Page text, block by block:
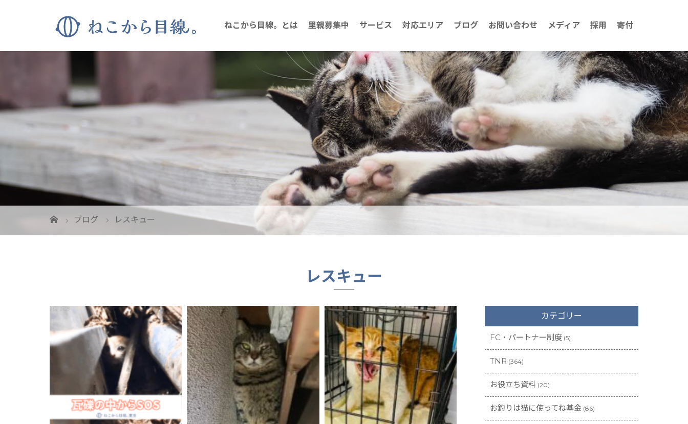
ねこから目線。とは 里親募集中 サービス 対応エリア ブログ お問い合わせ メディア 採用 寄付
ブログ レスキュー
レスキュー
カテゴリー
FC・パートナー制度 (5)
TNR (364)
お役立ち資料 (20)
お釣りは猫に使ってね基金 (86)